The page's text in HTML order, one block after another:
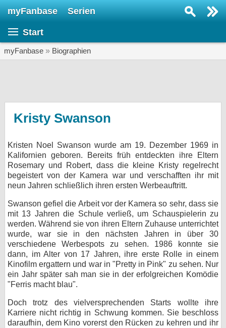
myFanbase Serien
Start
myFanbase » Biographien
Kristy Swanson
Kristen Noel Swanson wurde am 19. Dezember 1969 in
Kalifornien geboren. Bereits früh entdeckten ihre Eltern
Rosemary und Robert, dass die kleine Kristy regelrecht
begeistert von der Kamera war und verschafften ihr mit
neun Jahren schließlich ihren ersten Werbeauftritt.
Swanson gefiel die Arbeit vor der Kamera so sehr, dass sie
mit 13 Jahren die Schule verließ, um Schauspielerin zu
werden. Während sie von ihren Eltern Zuhause unterrichtet
wurde, war sie in den nächsten Jahren in über 30
verschiedene Werbespots zu sehen. 1986 konnte sie
dann, im Alter von 17 Jahren, ihre erste Rolle in einem
Kinofilm ergattern und war in "Pretty in Pink" zu sehen. Nur
ein Jahr später sah man sie in der erfolgreichen Komödie
"Ferris macht blau".
Doch trotz des vielversprechenden Starts wollte ihre
Karriere nicht richtig in Schwung kommen. Sie beschloss
daraufhin, dem Kino vorerst den Rücken zu kehren und ihr
KULTUR
Specials
SERVICE
Forum
bei Facebook
Nutzungsbedingungen